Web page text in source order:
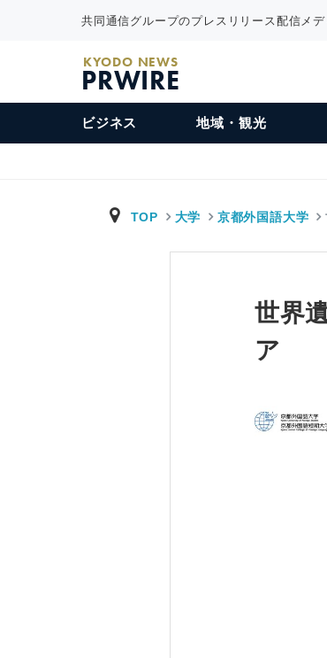
共同通信グループのプレスリリース配信メデ
KYODO NEWS
PRWIRE
ビジネス 地域・観光
TOP 大学 京都外国語大学
世界
ア